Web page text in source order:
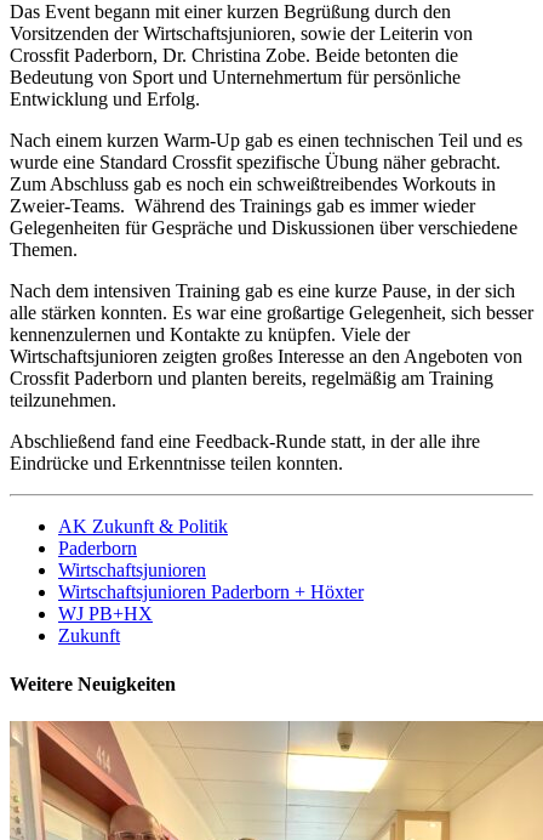
Das Event begann mit einer kurzen Begrüßung durch den
Vorsitzenden der Wirtschaftsjunioren, sowie der Leiterin von
Crossfit Paderborn, Dr. Christina Zobe. Beide betonten die
Bedeutung von Sport und Unternehmertum für persönliche
Entwicklung und Erfolg.
Nach einem kurzen Warm-Up gab es einen technischen Teil und es
wurde eine Standard Crossfit spezifische Übung näher gebracht.
Zum Abschluss gab es noch ein schweißtreibendes Workouts in
Zweier-Teams. Während des Trainings gab es immer wieder
Gelegenheiten für Gespräche und Diskussionen über verschiedene
Themen.
Nach dem intensiven Training gab es eine kurze Pause, in der sich
alle stärken konnten. Es war eine großartige Gelegenheit, sich besser
kennenzulernen und Kontakte zu knüpfen. Viele der
Wirtschaftsjunioren zeigten großes Interesse an den Angeboten von
Crossfit Paderborn und planten bereits, regelmäßig am Training
teilzunehmen.
Abschließend fand eine Feedback-Runde statt, in der alle ihre
Eindrücke und Erkenntnisse teilen konnten.
AK Zukunft & Politik
Paderborn
Wirtschaftsjunioren
Wirtschaftsjunioren Paderborn + Höxter
WJ PB+HX
Zukunft
Weitere Neuigkeiten